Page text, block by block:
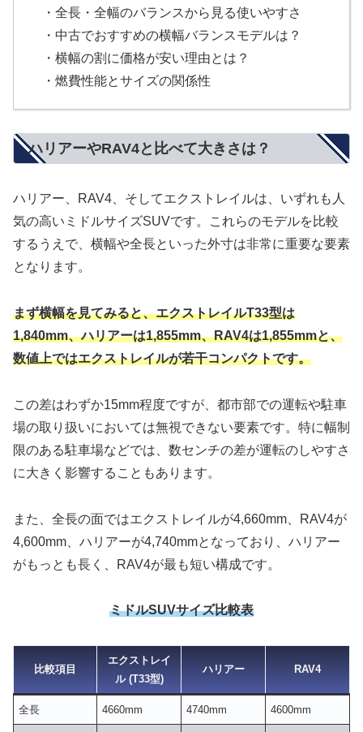
・全長・全幅のバランスから見る使いやすさ
・中古でおすすめの横幅バランスモデルは？
・横幅の割に価格が安い理由とは？
・燃費性能とサイズの関係性
ハリアーやRAV4と比べて大きさは？
ハリアー、RAV4、そしてエクストレイルは、いずれも人
気の高いミドルサイズSUVです。これらのモデルを比較
するうえで、横幅や全長といった外寸は非常に重要な要素
となります。
まず横幅を見てみると、エクストレイルT33型は
1,840mm、ハリアーは1,855mm、RAV4は1,855mmと、
数値上ではエクストレイルが若干コンパクトです。
この差はわずか15mm程度ですが、都市部での運転や駐車
場の取り扱いにおいては無視できない要素です。特に幅制
限のある駐車場などでは、数センチの差が運転のしやすさ
に大きく影響することもあります。
また、全長の面ではエクストレイルが4,660mm、RAV4が
4,600mm、ハリアーが4,740mmとなっており、ハリアー
がもっとも長く、RAV4が最も短い構成です。
ミドルSUVサイズ比較表
比較項目
エクストレイ
ル (T33型)
ハリアー RAV4
全長 4660mm 4740mm 4600mm